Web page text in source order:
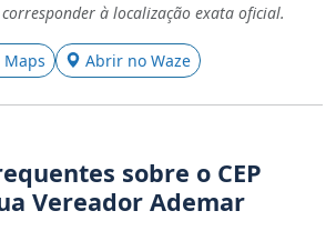
à localização exata oficial.
Abrir no Waze
sobre o CEP
Vereador Ademar